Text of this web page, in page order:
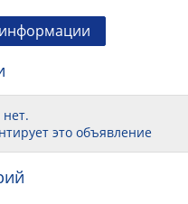
это объявление